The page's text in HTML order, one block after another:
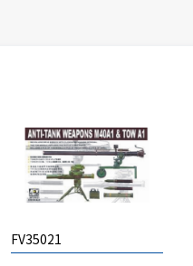
FV35021